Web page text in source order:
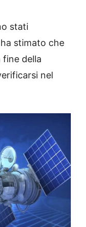
stati
stimato che
fine della
nel